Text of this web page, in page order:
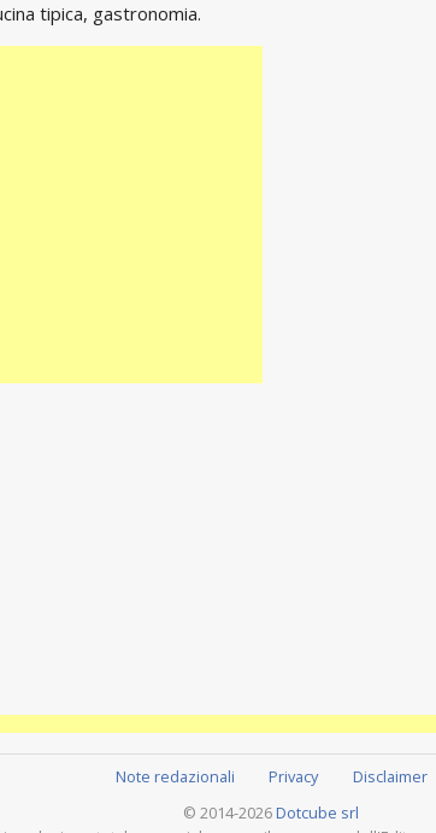
tipica, gastronomia.
Note redazionali Privacy
Disclaimer
© 2014-2026 Dotcube srl